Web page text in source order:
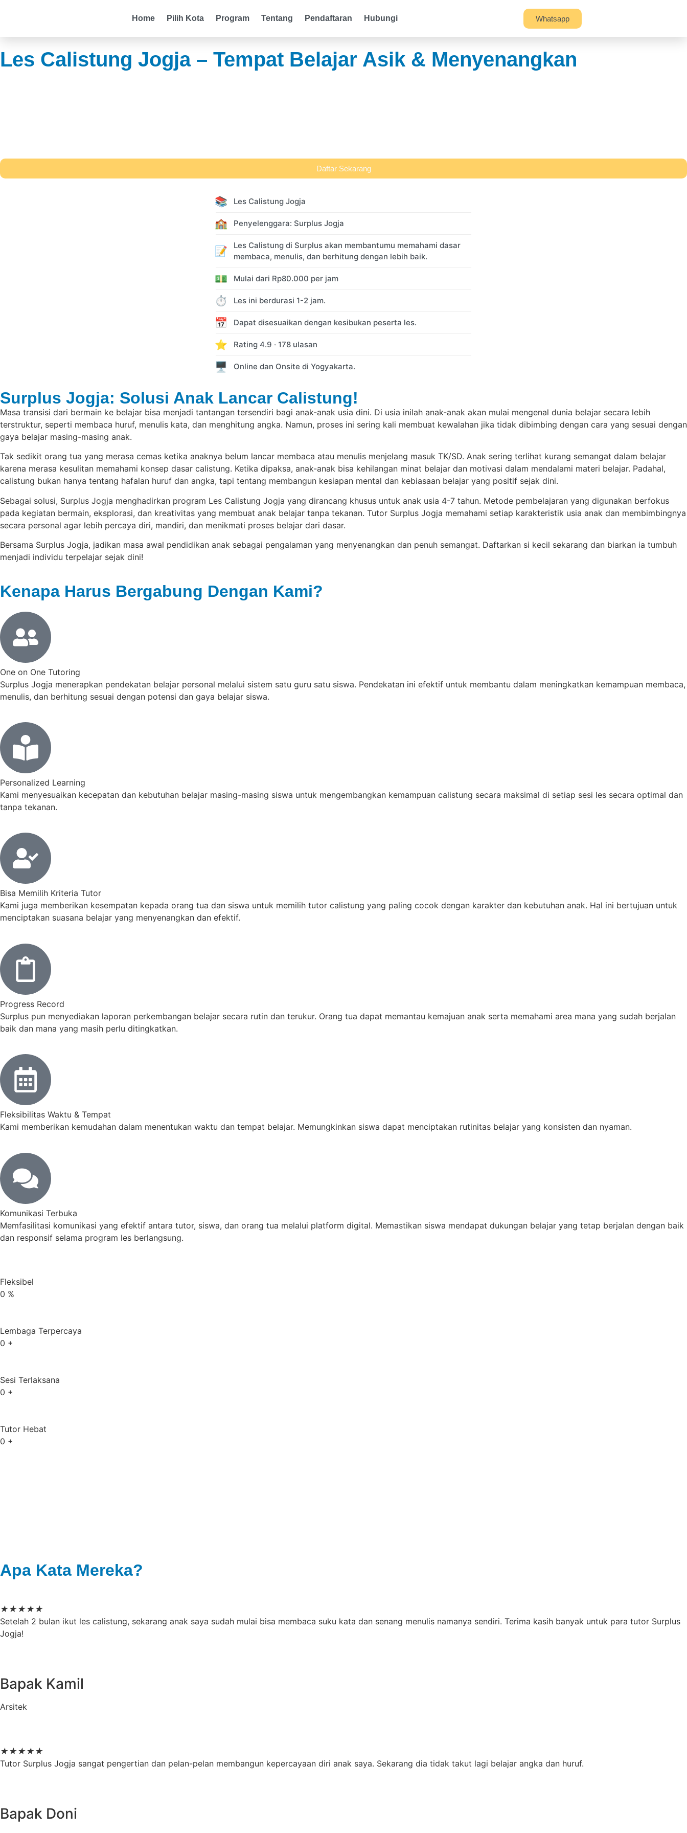
Home Pilih Kota Program Tentang Pendaftaran Hubungi Whatsapp
Les Calistung Jogja – Tempat Belajar Asik & Menyenangkan
Daftar Sekarang
📚 Les Calistung Jogja
🏫 Penyelenggara: Surplus Jogja
📝
Les Calistung di Surplus akan membantumu memahami dasar
membaca, menulis, dan berhitung dengan lebih baik.
💵 Mulai dari Rp80.000 per jam
⏱️ Les ini berdurasi 1-2 jam.
📅 Dapat disesuaikan dengan kesibukan peserta les.
⭐ Rating 4.9 · 178 ulasan
🖥️ Online dan Onsite di Yogyakarta.
Surplus Jogja: Solusi Anak Lancar Calistung!
Masa transisi dari bermain ke belajar bisa menjadi tantangan tersendiri bagi anak-anak usia dini. Di usia inilah anak-anak akan mulai mengenal dunia belajar secara lebih
terstruktur, seperti membaca huruf, menulis kata, dan menghitung angka. Namun, proses ini sering kali membuat kewalahan jika tidak dibimbing dengan cara yang sesuai dengan
gaya belajar masing-masing anak.
Tak sedikit orang tua yang merasa cemas ketika anaknya belum lancar membaca atau menulis menjelang masuk TK/SD. Anak sering terlihat kurang semangat dalam belajar
karena merasa kesulitan memahami konsep dasar calistung. Ketika dipaksa, anak-anak bisa kehilangan minat belajar dan motivasi dalam mendalami materi belajar. Padahal,
calistung bukan hanya tentang hafalan huruf dan angka, tapi tentang membangun kesiapan mental dan kebiasaan belajar yang positif sejak dini.
Sebagai solusi, Surplus Jogja menghadirkan program Les Calistung Jogja yang dirancang khusus untuk anak usia 4-7 tahun. Metode pembelajaran yang digunakan berfokus
pada kegiatan bermain, eksplorasi, dan kreativitas yang membuat anak belajar tanpa tekanan. Tutor Surplus Jogja memahami setiap karakteristik usia anak dan membimbingnya
secara personal agar lebih percaya diri, mandiri, dan menikmati proses belajar dari dasar.
Bersama Surplus Jogja, jadikan masa awal pendidikan anak sebagai pengalaman yang menyenangkan dan penuh semangat. Daftarkan si kecil sekarang dan biarkan ia tumbuh
menjadi individu terpelajar sejak dini!
Kenapa Harus Bergabung Dengan Kami?
One on One Tutoring
Surplus Jogja menerapkan pendekatan belajar personal melalui sistem satu guru satu siswa. Pendekatan ini efektif untuk membantu dalam meningkatkan kemampuan membaca,
menulis, dan berhitung sesuai dengan potensi dan gaya belajar siswa.
Personalized Learning
Kami menyesuaikan kecepatan dan kebutuhan belajar masing-masing siswa untuk mengembangkan kemampuan calistung secara maksimal di setiap sesi les secara optimal dan
tanpa tekanan.
Bisa Memilih Kriteria Tutor
Kami juga memberikan kesempatan kepada orang tua dan siswa untuk memilih tutor calistung yang paling cocok dengan karakter dan kebutuhan anak. Hal ini bertujuan untuk
menciptakan suasana belajar yang menyenangkan dan efektif.
Progress Record
Surplus pun menyediakan laporan perkembangan belajar secara rutin dan terukur. Orang tua dapat memantau kemajuan anak serta memahami area mana yang sudah berjalan
baik dan mana yang masih perlu ditingkatkan.
Fleksibilitas Waktu & Tempat
Kami memberikan kemudahan dalam menentukan waktu dan tempat belajar. Memungkinkan siswa dapat menciptakan rutinitas belajar yang konsisten dan nyaman.
Komunikasi Terbuka
Memfasilitasi komunikasi yang efektif antara tutor, siswa, dan orang tua melalui platform digital. Memastikan siswa mendapat dukungan belajar yang tetap berjalan dengan baik
dan responsif selama program les berlangsung.
Fleksibel
0 %
Lembaga Terpercaya
0 +
Sesi Terlaksana
0 +
Tutor Hebat
0 +
Apa Kata Mereka?
★★★★★
Setelah 2 bulan ikut les calistung, sekarang anak saya sudah mulai bisa membaca suku kata dan senang menulis namanya sendiri. Terima kasih banyak untuk para tutor Surplus
Jogja!
Bapak Kamil
Arsitek
★★★★★
Tutor Surplus Jogja sangat pengertian dan pelan-pelan membangun kepercayaan diri anak saya. Sekarang dia tidak takut lagi belajar angka dan huruf.
Bapak Doni